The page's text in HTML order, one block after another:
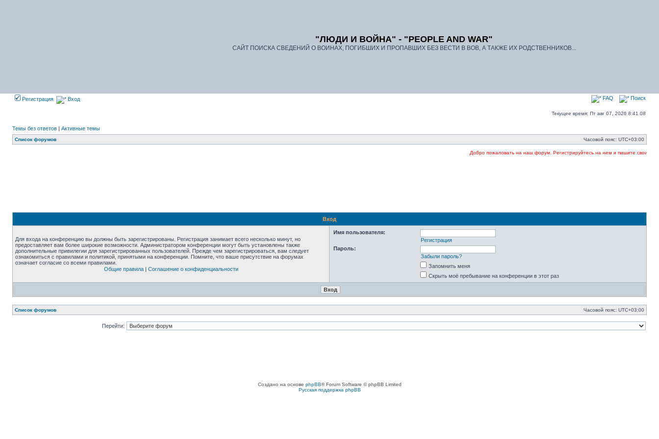
"ЛЮДИ И ВОЙНА" - "PEOPLE AND WAR"
САЙТ ПОИСКА СВЕДЕНИЙ О ВОИНАХ, ПОГИБШИХ И ПРОПАВШИХ БЕЗ ВЕСТИ В ВОВ, А ТАКЖЕ ИХ РОДСТВЕННИКОВ...
Регистрация Вход FAQ Поиск
Текущее время: Пт авг 07, 2026 8:41 08
Темы без ответов | Активные темы
Список форумов Часовой пояс: UTC+03:00
Добро пожаловать на наш форум. Регистрируйтесь на нем и пишите свои
Вход
Для входа на конференцию вы должны быть зарегистрированы. Регистрация занимает всего несколько минут, но
предоставляет вам более широкие возможности. Администратором конференции могут быть установлены также
дополнительные привилегии для зарегистрированных пользователей. Прежде чем зарегистрироваться, вам следует
ознакомиться с правилами и политикой, принятыми на конференции. Помните, что ваше присутствие на форумах
означает согласие со всеми правилами.
Общие правила| Соглашение о конфиденциальности
Имя пользователя:
Регистрация
Пароль:
Забыли пароль?
Запомнить меня
Скрыть моё пребывание на конференции в этот раз
Список форумов Часовой пояс: UTC+03:00
Перейти:
Создано на основе phpBB® Forum Software © phpBB Limited
Русская поддержка phpBB